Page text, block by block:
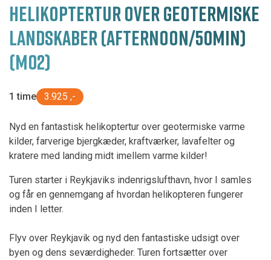
HELIKOPTERTUR OVER GEOTERMISKE
LANDSKABER (AFTERNOON/50MIN)
(M02)
1 time 3.925 ,-
Nyd en fantastisk helikoptertur over geotermiske varme
kilder, farverige bjergkæder, kraftværker, lavafelter og
kratere med landing midt imellem varme kilder!
Turen starter i Reykjaviks indenrigslufthavn, hvor I samles
og får en gennemgang af hvordan helikopteren fungerer
inden I letter.
Flyv over Reykjavik og nyd den fantastiske udsigt over
byen og dens seværdigheder. Turen fortsætter over